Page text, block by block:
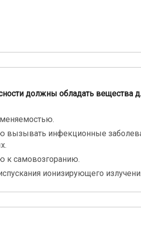
должны обладать вещества
вызывать инфекционные
к самовозгоранию.
ионизирующего